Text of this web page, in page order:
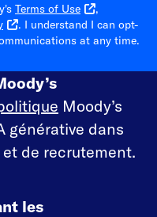
Terms of Use
,
. I understand I can opt-
at any time.
Moody’s
générative dans
de recrutement.
les